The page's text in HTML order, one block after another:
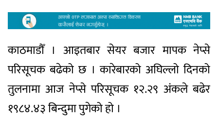
काठमाडौँ । आइतबार सेयर बजार मापक नेप्से
परिसूचक बढेको छ । कारेबारको अघिल्लो दिनको
तुलनामा आज नेप्से परिसूचक १२.२९ अंकले बढेर
१९८४.४३ बिन्दुमा पुगेको हो ।